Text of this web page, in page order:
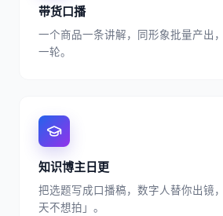
带货口播
一个商品一条讲解，同形象批量产出
一轮。
知识博主日更
把选题写成口播稿，数字人替你出镜
天不想拍」。